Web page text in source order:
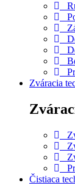
Zváracia
Čistiaca